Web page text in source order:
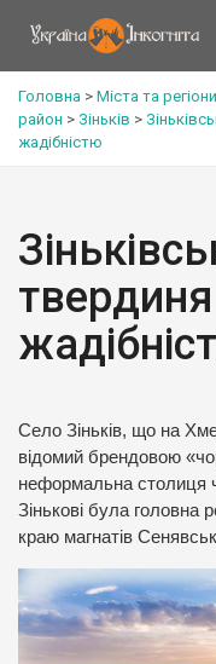
Головна > Міста та регіони
район > Зіньків >
жадібністю
Село Зіньків, що на
відомий брендовою
неформальна столиця
Зінькові була головна
краю магнатів